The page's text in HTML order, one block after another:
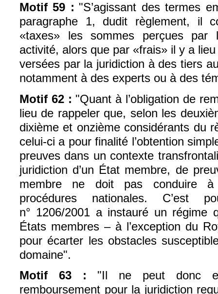
Motif 59 : "S’agissant des termes
paragraphe 1, dudit règlement, il
«taxes» les sommes perçues par
activité, alors que par «frais» il y a
versées par la juridiction à des tiers
notamment à des experts ou à des
Motif 62 : "Quant à l’obligation de
lieu de rappeler que, selon les
dixième et onzième considérants du
celui-ci a pour finalité l’obtention
preuves dans un contexte
juridiction d’un État membre, de
membre ne doit pas conduire à
procédures nationales. C’est
n° 1206/2001 a instauré un régime
États membres – à l’exception du
pour écarter les obstacles
domaine".
Motif 63 :
"Il ne peut donc
remboursement pour la juridiction